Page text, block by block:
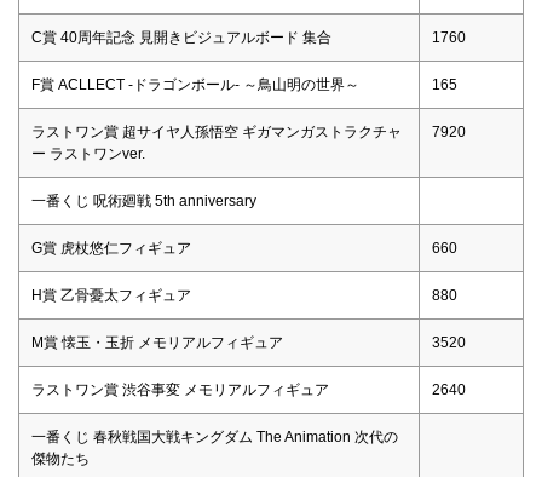
C賞 40周年記念 見開きビジュアルボード 集合 1760
F賞 ACLLECT -ドラゴンボール- ～鳥山明の世界～ 165
ラストワン賞 超サイヤ人孫悟空 ギガマンガストラクチャ
ー ラストワンver.
7920
一番くじ 呪術廻戦 5th anniversary
G賞 虎杖悠仁フィギュア 660
H賞 乙骨憂太フィギュア 880
M賞 懐玉・玉折 メモリアルフィギュア 3520
ラストワン賞 渋谷事変 メモリアルフィギュア 2640
一番くじ 春秋戦国大戦キングダム The Animation 次代の
傑物たち